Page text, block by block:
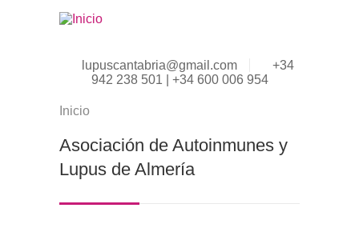
lupuscantabria@gmail.com
+34
942 238 501 | +34 600 006 954
Se encuentra usted aquí
Inicio
Asociación de Autoinmunes y
Lupus de Almería